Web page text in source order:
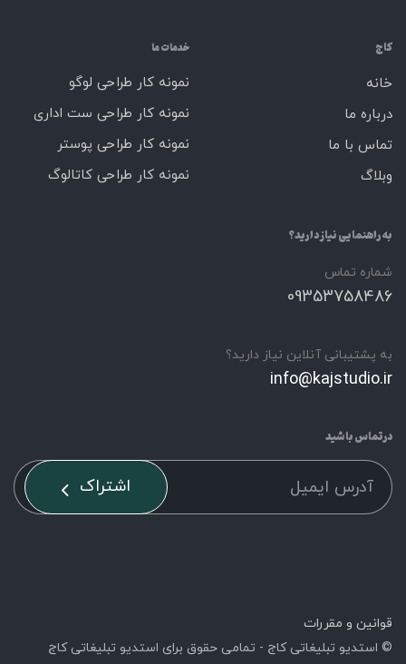
کاج
خانه
درباره ما
تماس با ما
وبلاگ
خدمات ما
نمونه کار طراحی لوگو
نمونه کار طراحی ست اداری
نمونه کار طراحی پوستر
نمونه کار طراحی کاتالوگ
به راهنمایی نیاز دارید؟
شماره تماس
09353758486
به پشتیبانی آنلاین نیاز دارید؟
info@kajstudio.ir
درتماس باشید
اشتراک
قوانین و مقررات
© استدیو تبلیغاتی کاج - تمامی حقوق برای استدیو تبلیغاتی کاج